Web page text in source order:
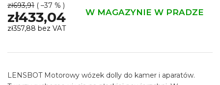
zł693,91 ( –37 % )
zł433,04 W MAGAZYNIE W PRADZE
zł357,88 bez VAT
jednostkowa:
LENSBOT Motorowy wózek dolly do kamer i aparatów.